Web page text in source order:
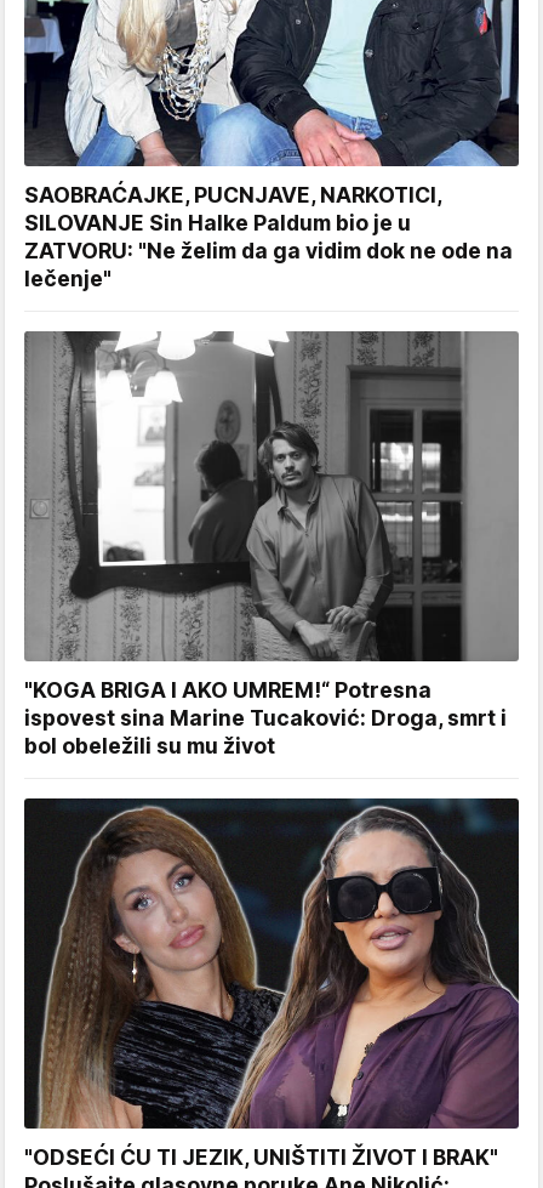
SAOBRAĆAJKE, PUCNJAVE, NARKOTICI,
SILOVANJE Sin Halke Paldum bio je u
ZATVORU: "Ne želim da ga vidim dok ne ode na
lečenje"
"KOGA BRIGA I AKO UMREM!“ Potresna
ispovest sina Marine Tucaković: Droga, smrt i
bol obeležili su mu život
"ODSEĆI ĆU TI JEZIK, UNIŠTITI ŽIVOT I BRAK"